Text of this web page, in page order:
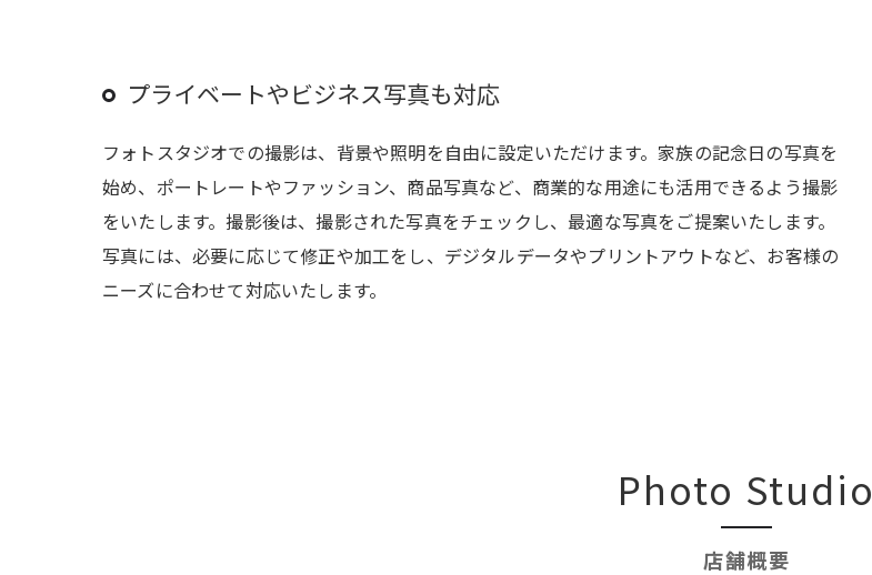
プライベートやビジネス写真も対応
フォトスタジオでの撮影は、背景や照明を自由に設定いただけます。家族の記念日の写真を
始め、ポートレートやファッション、商品写真など、商業的な用途にも活用できるよう撮影
をいたします。撮影後は、撮影された写真をチェックし、最適な写真をご提案いたします。
写真には、必要に応じて修正や加工をし、デジタルデータやプリントアウトなど、お客様の
ニーズに合わせて対応いたします。
店舗概要
Photo Studio